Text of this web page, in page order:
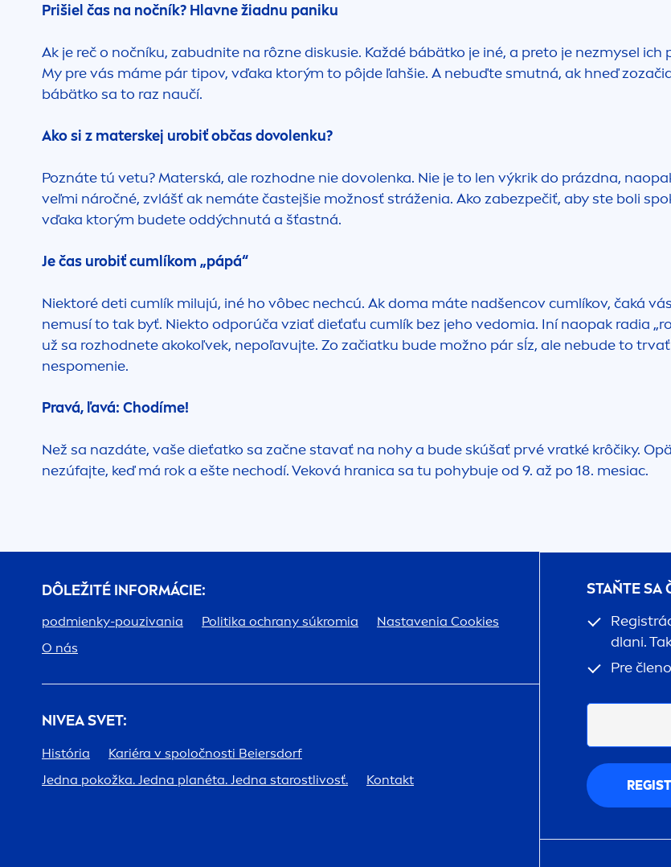
Prišiel čas na nočník? Hlavne žiadnu paniku
Ak je reč o nočníku, zabudnite na rôzne diskusie. Každé bábätko je iné, a preto je nezmysel
My pre vás máme pár tipov, vďaka ktorým to pôjde ľahšie. A nebuďte smutná, ak hneď
bábätko sa to raz naučí.
Ako si z materskej urobiť občas dovolenku?
Poznáte tú vetu? Materská, ale rozhodne nie dovolenka. Nie je to len výkrik do prázdna,
veľmi náročné, zvlášť ak nemáte častejšie možnosť stráženia. Ako zabezpečiť, aby ste boli
vďaka ktorým budete oddýchnutá a šťastná.
Je čas urobiť cumlíkom „pápá“
Niektoré deti cumlík milujú, iné ho vôbec nechcú. Ak doma máte nadšencov cumlíkov, čaká
nemusí to tak byť. Niekto odporúča vziať dieťaťu cumlík bez jeho vedomia. Iní naopak radia
už sa rozhodnete akokoľvek, nepoľavujte. Zo začiatku bude možno pár sĺz, ale nebude to
nespomenie.
Pravá, ľavá: Chodíme!
Než sa nazdáte, vaše dieťatko sa začne stavať na nohy a bude skúšať prvé vratké krôčiky.
nezúfajte, keď má rok a ešte nechodí. Veková hranica sa tu pohybuje od 9. až po 18. mesiac.
DÔLEŽITÉ INFORMÁCIE:
podmienky-pouzivania Politika ochrany súkromia
Nastavenia Cookies
O nás
NIVEASVET:
História
Kariéra v spoločnosti Beiersdorf
Jedna pokožka. Jedna planéta. Jedna starostlivosť.
Kontakt
STAŇTE SA
dlani.
Pre